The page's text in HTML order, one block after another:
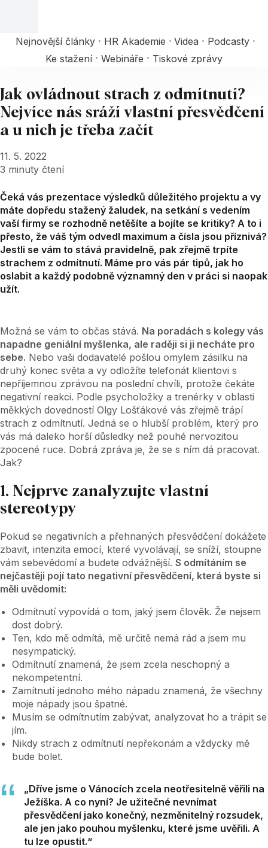
Nejnovější články HR Akademie Videa
Podcasty
Ke stažení
Webináře Tiskové zprávy
Jak ovládnout strach z odmítnutí?
Nejvíce nás sráží vlastní přesvědčení
a u nich je třeba začít
11. 5. 2022
3 minuty čtení
Čeká vás prezentace výsledků důležitého projektu a vy
máte dopředu stažený žaludek, na setkání s vedením
vaší firmy se rozhodně netěšíte a bojíte se kritiky? A to i
přesto, že váš tým odvedl maximum a čísla jsou příznivá?
Jestli se vám to stává pravidelně, pak zřejmě trpíte
strachem z odmítnutí. Máme pro vás pár tipů, jak ho
oslabit a každý podobně významný den v práci si naopak
užít.
Možná se vám to občas stává. Na poradách s kolegy vás
napadne geniální myšlenka, ale raději si ji necháte pro
sebe. Nebo vaši dodavatelé pošlou omylem zásilku na
druhý konec světa a vy odložíte telefonát klientovi s
nepříjemnou zprávou na poslední chvíli, protože čekáte
negativní reakci. Podle psycholožky a trenérky v oblasti
měkkých dovedností Olgy Lošťákové vás zřejmě trápí
strach z odmítnutí. Jedná se o hlubší problém, který pro
vás má daleko horší důsledky než pouhé nervozitou
zpocené ruce. Dobrá zpráva je, že se s ním dá pracovat.
Jak?
1. Nejprve zanalyzujte vlastní
stereotypy
Pokud se negativních a přehnaných přesvědčení dokážete
zbavit, intenzita emocí, které vyvolávají, se sníží, stoupne
vám sebevědomí a budete odvážnější. S odmítáním se
nejčastěji pojí tato negativní přesvědčení, která byste si
měli uvědomit:
Odmítnutí vypovídá o tom, jaký jsem člověk. Že nejsem
dost dobrý.
Ten, kdo mě odmítá, mě určitě nemá rád a jsem mu
nesympatický.
Odmítnutí znamená, že jsem zcela neschopný a
nekompetentní.
Zamítnutí jednoho mého nápadu znamená, že všechny
moje nápady jsou špatné.
Musím se odmítnutím zabývat, analyzovat ho a trápit se
jím.
Nikdy strach z odmítnutí nepřekonám a vždycky mě
bude bolet.
„Dříve jsme o Vánocích zcela neotřesitelně věřili na
Ježíška. A co nyní? Je užitečné nevnímat
přesvědčení jako konečný, nezměnitelný rozsudek,
ale jen jako pouhou myšlenku, které jsme uvěřili. A
tu lze opustit.“